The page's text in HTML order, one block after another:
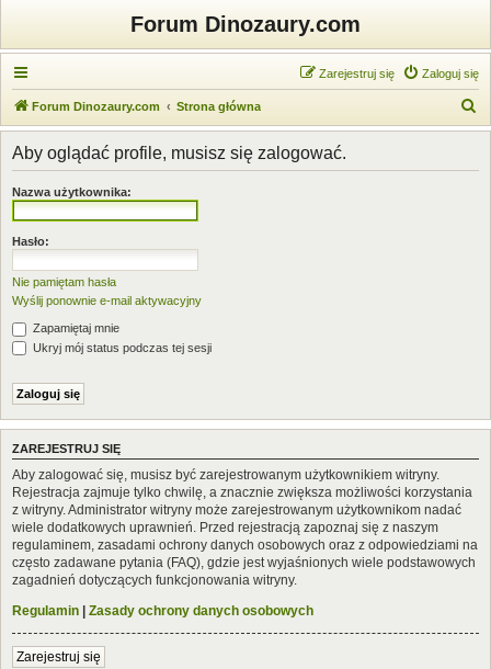
Forum Dinozaury.com
Zaloguj się
Zarejestruj się
Forum Dinozaury.com Strona główna
z
Aby oglądać profile, musisz się zalogować.
Nazwa użytkownika:
Hasło:
Nie pamiętam hasła
Wyślij ponownie e-mail aktywacyjny
Zapamiętaj mnie
Ukryj mój status podczas tej sesji
ZAREJESTRUJ SIĘ
Aby zalogować się, musisz być zarejestrowanym użytkownikiem witryny.
Rejestracja zajmuje tylko chwilę, a znacznie zwiększa możliwości korzystania
z witryny. Administrator witryny może zarejestrowanym użytkownikom nadać
wiele dodatkowych uprawnień. Przed rejestracją zapoznaj się z naszym
regulaminem, zasadami ochrony danych osobowych oraz z odpowiedziami na
często zadawane pytania (FAQ), gdzie jest wyjaśnionych wiele podstawowych
zagadnień dotyczących funkcjonowania witryny.
Regulamin | Zasady ochrony danych osobowych
Zarejestruj się